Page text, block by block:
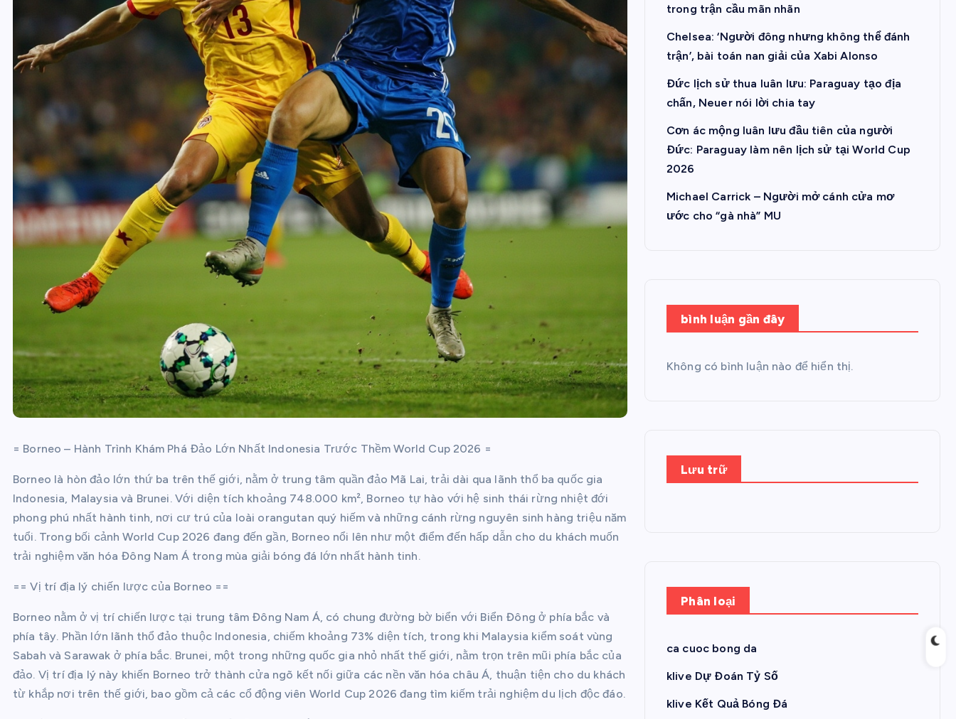
= Borneo – Hành Trình Khám Phá Đảo Lớn Nhất Indonesia Trước Thềm World Cup 2026 =
Borneo là hòn đảo lớn thứ ba trên thế giới, nằm ở trung tâm quần đảo Mã Lai, trải dài qua lãnh thổ ba quốc gia
Indonesia, Malaysia và Brunei. Với diện tích khoảng 748.000 km², Borneo tự hào với hệ sinh thái rừng nhiệt đới
phong phú nhất hành tinh, nơi cư trú của loài orangutan quý hiếm và những cánh rừng nguyên sinh hàng triệu năm
tuổi. Trong bối cảnh World Cup 2026 đang đến gần, Borneo nổi lên như một điểm đến hấp dẫn cho du khách muốn
trải nghiệm văn hóa Đông Nam Á trong mùa giải bóng đá lớn nhất hành tinh.
== Vị trí địa lý chiến lược của Borneo ==
Borneo nằm ở vị trí chiến lược tại trung tâm Đông Nam Á, có chung đường bờ biển với Biển Đông ở phía bắc và
phía tây. Phần lớn lãnh thổ đảo thuộc Indonesia, chiếm khoảng 73% diện tích, trong khi Malaysia kiểm soát vùng
Sabah và Sarawak ở phía bắc. Brunei, một trong những quốc gia nhỏ nhất thế giới, nằm trọn trên mũi phía bắc của
đảo. Vị trí địa lý này khiến Borneo trở thành cửa ngõ kết nối giữa các nền văn hóa châu Á, thuận tiện cho du khách
từ khắp nơi trên thế giới, bao gồm cả các cổ động viên World Cup 2026 đang tìm kiếm trải nghiệm du lịch độc đáo.
trong trận cầu mãn nhãn
Chelsea: ‘Người đông nhưng không thể đánh
trận’, bài toán nan giải của Xabi Alonso
Đức lịch sử thua luân lưu: Paraguay tạo địa
chấn, Neuer nói lời chia tay
Cơn ác mộng luân lưu đầu tiên của người
Đức: Paraguay làm nên lịch sử tại World Cup
2026
Michael Carrick – Người mở cánh cửa mơ
ước cho “gà nhà” MU
bình luận gần đây
Không có bình luận nào để hiển thị.
Lưu trữ
Phân loại
ca cuoc bong da
klive Dự Đoán Tỷ Số
klive Kết Quả Bóng Đá